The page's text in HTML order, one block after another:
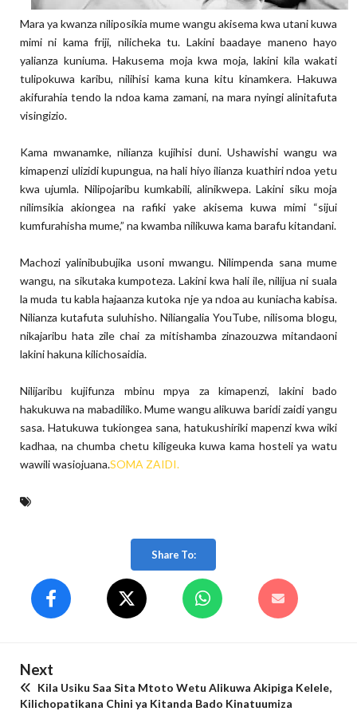
Mara ya kwanza niliposikia mume wangu akisema kwa utani kuwa
mimi ni kama friji, nilicheka tu. Lakini baadaye maneno hayo
yalianza kuniuma. Hakusema moja kwa moja, lakini kila wakati
tulipokuwa karibu, nilihisi kama kuna kitu kinamkera. Hakuwa
akifurahia tendo la ndoa kama zamani, na mara nyingi alinitafuta
visingizio.
Kama mwanamke, nilianza kujihisi duni. Ushawishi wangu wa
kimapenzi ulizidi kupungua, na hali hiyo ilianza kuathiri ndoa yetu
kwa ujumla. Nilipojaribu kumkabili, alinikwepa. Lakini siku moja
nilimsikia akiongea na rafiki yake akisema kuwa mimi “sijui
kumfurahisha mume,” na kwamba nilikuwa kama barafu kitandani.
Machozi yalinibubujika usoni mwangu. Nilimpenda sana mume
wangu, na sikutaka kumpoteza. Lakini kwa hali ile, nilijua ni suala
la muda tu kabla hajaanza kutoka nje ya ndoa au kuniacha kabisa.
Nilianza kutafuta suluhisho. Niliangalia YouTube, nilisoma blogu,
nikajaribu hata zile chai za mitishamba zinazouzwa mitandaoni
lakini hakuna kilichosaidia.
Nilijaribu kujifunza mbinu mpya za kimapenzi, lakini bado
hakukuwa na mabadiliko. Mume wangu alikuwa baridi zaidi yangu
sasa. Hatukuwa tukiongea sana, hatukushiriki mapenzi kwa wiki
kadhaa, na chumba chetu kiligeuka kuwa kama hosteli ya watu
wawili wasiojuana.SOMA ZAIDI.
Share To:
Next
Kila Usiku Saa Sita Mtoto Wetu Alikuwa Akipiga Kelele,
Kilichopatikana Chini ya Kitanda Bado Kinatuumiza